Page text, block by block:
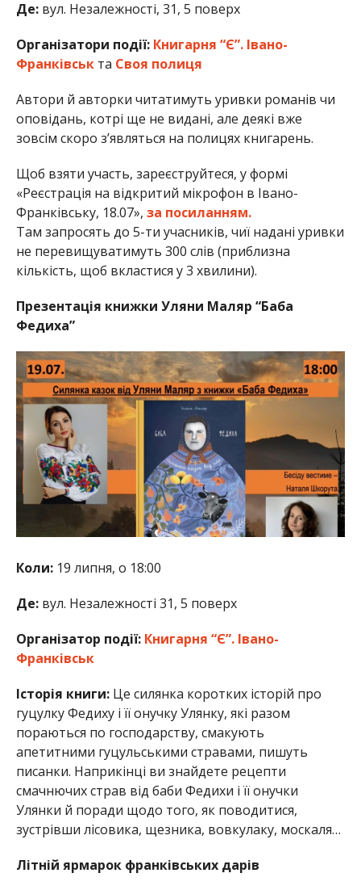
Де:вул. Незалежності, 31, 5 поверх
Організатори події: Книгарня “Є”. Івано-
Франківськта Своя полиця
Автори й авторки читатимуть уривки романів чи
оповідань, котрі ще не видані, але деякі вже
зовсім скоро з’являться на полицях книгарень.
Щоб взяти участь, зареєструйтеся, у формі
«Реєстрація на відкритий мікрофон в Івано-
Франківську, 18.07», за посиланням.
Там запросять до 5-ти учасників, чиї надані уривки
не перевищуватимуть 300 слів (приблизна
кількість, щоб вкластися у 3 хвилини).
Презентація книжки Уляни Маляр “Баба
Федиха”
Коли:19 липня, о 18:00
Де:вул. Незалежності 31, 5 поверх
Організатор події: Книгарня “Є”. Івано-
Франківськ
Історія книги: Це силянка коротких історій про
гуцулку Федиху і її онучку Улянку, які разом
пораються по господарству, смакують
апетитними гуцульськими стравами, пишуть
писанки. Наприкінці ви знайдете рецепти
смачнючих страв від баби Федихи і її онучки
Улянки й поради щодо того, як поводитися,
зустрівши лісовика, щезника, вовкулаку, москаля…
Літній ярмарок франківських дарів